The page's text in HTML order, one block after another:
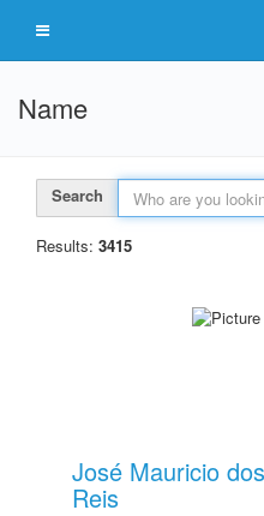
Name
Search
Results: 3415
José Mauricio
Reis